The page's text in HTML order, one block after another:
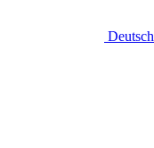
Deutsch